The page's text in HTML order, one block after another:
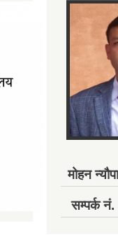
मोहन
सम्पर्क